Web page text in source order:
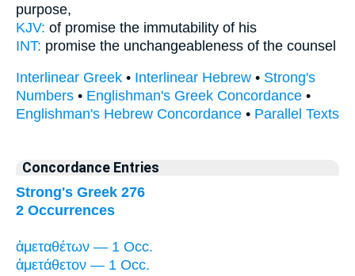
purpose,
KJV: of promise the immutability of his
INT: promise the unchangeableness of the counsel
Interlinear Greek • Interlinear Hebrew • Strong's
Numbers • Englishman's Greek Concordance •
Englishman's Hebrew Concordance • Parallel Texts
Concordance Entries
Strong's Greek 276
2 Occurrences
ἀμεταθέτων — 1 Occ.
ἀμετάθετον — 1 Occ.